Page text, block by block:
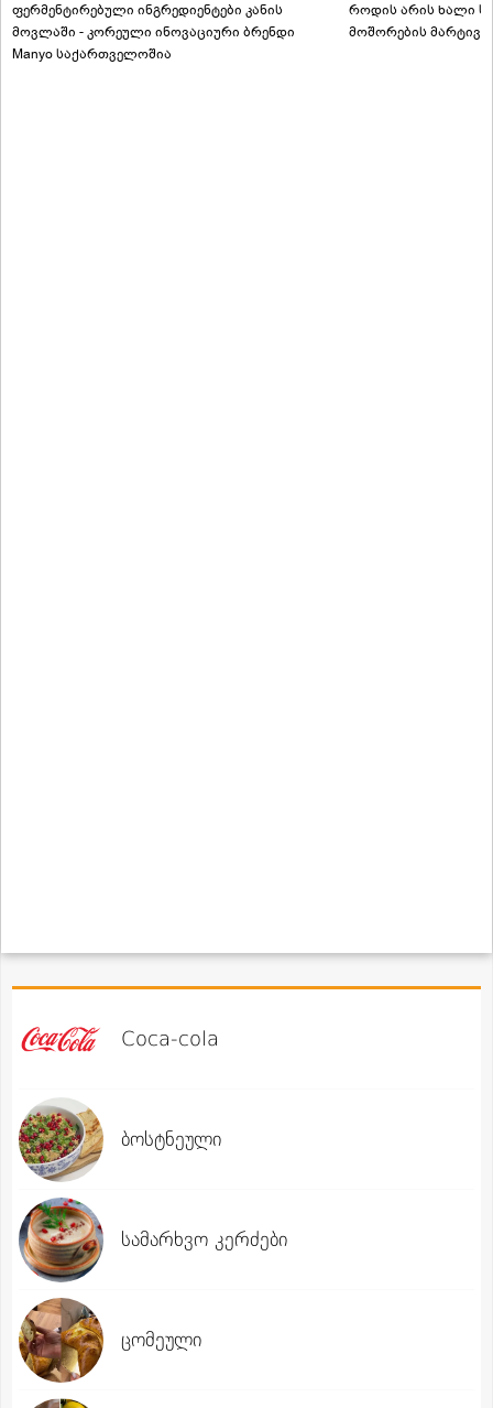
ფერმენტირებული ინგრედიენტები კანის
მოვლაში - კორეული ინოვაციური ბრენდი
Manyo საქართველოშია
როდის არის ხალი
მოშორების
Coca-cola
ბოსტნეული
სამარხვო კერძები
ცომეული